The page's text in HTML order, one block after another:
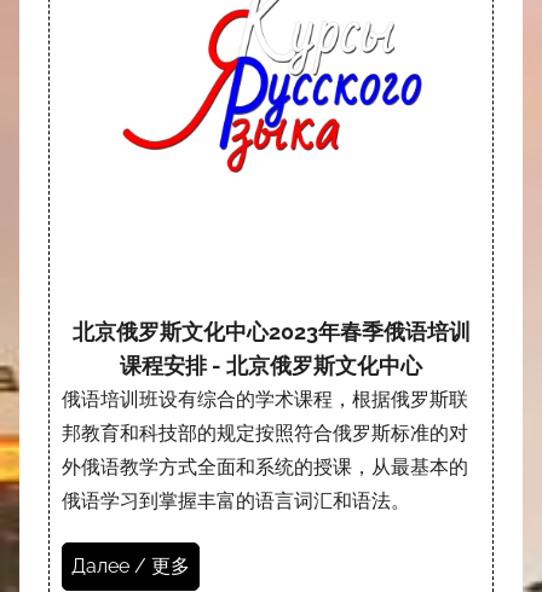
北京俄罗斯文化中心2023年春季俄语培训
课程安排 - 北京俄罗斯文化中心
俄语培训班设有综合的学术课程，根据俄罗斯联
邦教育和科技部的规定按照符合俄罗斯标准的对
外俄语教学方式全面和系统的授课，从最基本的
俄语学习到掌握丰富的语言词汇和语法。
Далее / 更多